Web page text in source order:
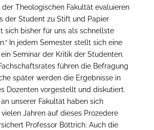
der Theologischen Fakultät evaluieren
der Student zu Stift und Papier
sich bisher für uns als schnellste
In jedem Semester stellt sich eine
Seminar der Kritik der Studenten.
führen die Befragung
später werden die Ergebnisse in
Dozenten vorgestellt und diskutiert.
an unserer Fakultät haben sich
Jahren auf dieses Prozedere
Professor Böttrich. Auch die